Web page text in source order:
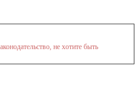
не хотите быть